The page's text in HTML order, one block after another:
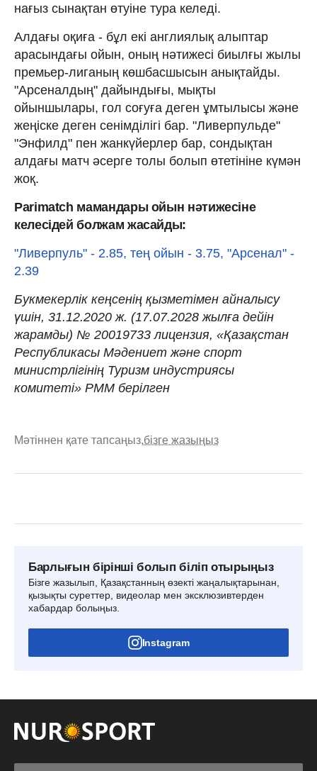
нағыз сынақтан өтуіне тура келеді.
Алдағы оқиға - бұл екі англиялық алыптар
арасындағы ойын, оның нәтижесі биылғы жылы
премьер-лиганың көшбасшысын анықтайды.
"Арсеналдың" дайындығы, мықты
ойыншылары, гол соғуға деген ұмтылысы және
жеңіске деген сенімділігі бар. "Ливерпульде"
"Энфилд" пен жанкүйерлер бар, сондықтан
алдағы матч әсерге толы болып өтетініне күмән
жоқ.
Parimatch мамандары ойын нәтижесіне
келесідей болжам жасайды:
"Ливерпуль" - 2.85, тең ойын - 3.75, "Арсенал" -
2.39
Букмекерлік кеңсенің қызметімен айналысу
үшін, 31.12.2020 ж. (17.07.2028 жылға дейін
жарамды) № 20019733 лицензия, «Қазақстан
Республикасы Мәдениет және спорт
министрлігінің Туризм индустриясы
комитеті» РММ берілген
Мәтіннен қате тапсаңыз,бізге жазыңыз
Барлығын бірінші болып біліп отырыңыз
Бізге жазылып, Қазақстанның өзекті жаңалықтарынан,
қызықты суреттер, видеолар мен эксклюзивтерден
хабардар болыңыз.
Instagram